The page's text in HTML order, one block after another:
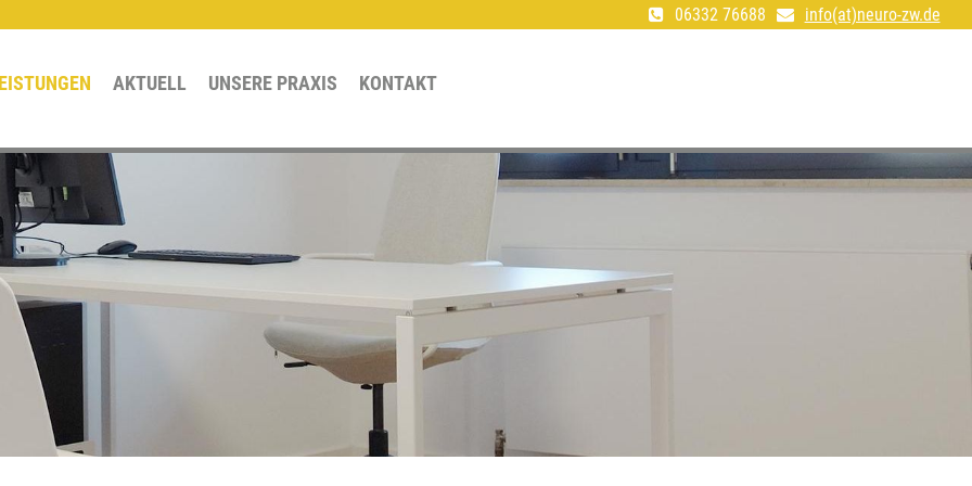
06332 76688 info(at)neuro-zw.de
AKTUELL UNSERE PRAXIS KONTAKT